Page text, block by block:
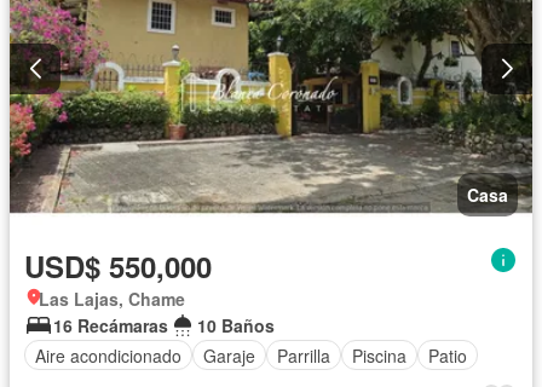
Casa
USD$ 550,000
Las Lajas, Chame
16 Recámaras
10 Baños
Aire acondicionado
Garaje Parrilla Piscina Patio